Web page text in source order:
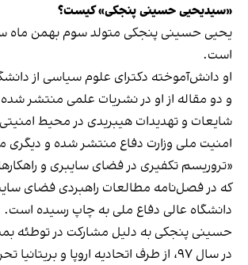
«سیدیحیی حسینی پنجکی» کیست؟
است.
او دانش‌آموخته دکترای علوم سیاسی از
و دو مقاله از او در نشریات علمی منتشر
شایعات و تهدیدات هیبریدی در محیط
امنیت ملی وزارت دفاع منتشر شده و دیگری
«تروریسم تکفیری در فضای سایبری و
که در فصل‌نامه مطالعات راهبردی فضای
دانشگاه عالی دفاع ملی به چاپ رسیده است.
حسینی پنجکی به دلیل مشارکت در توطئه
در سال ۹۷، از طرف اتحادیه اروپا و